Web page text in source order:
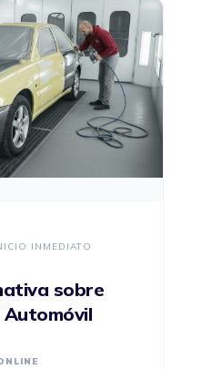
INMEDIATO
sobre